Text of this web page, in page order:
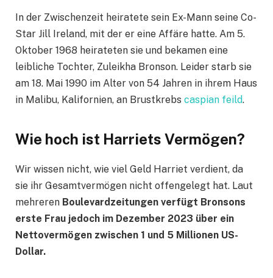
In der Zwischenzeit heiratete sein Ex-Mann seine Co-
Star Jill Ireland, mit der er eine Affäre hatte. Am 5.
Oktober 1968 heirateten sie und bekamen eine
leibliche Tochter, Zuleikha Bronson. Leider starb sie
am 18. Mai 1990 im Alter von 54 Jahren in ihrem Haus
in Malibu, Kalifornien, an Brustkrebs caspian feild.
Wie hoch ist Harriets Vermögen?
Wir wissen nicht, wie viel Geld Harriet verdient, da
sie ihr Gesamtvermögen nicht offengelegt hat. Laut
mehreren Boulevardzeitungen verfügt Bronsons
erste Frau jedoch im Dezember 2023 über ein
Nettovermögen zwischen 1 und 5 Millionen US-
Dollar.